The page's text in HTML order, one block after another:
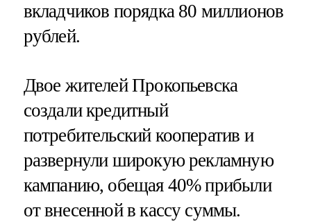
вкладчиков порядка 80 миллионов
рублей.
Двое жителей Прокопьевска
создали кредитный
потребительский кооператив и
развернули широкую рекламную
кампанию, обещая 40% прибыли
от внесенной в кассу суммы.